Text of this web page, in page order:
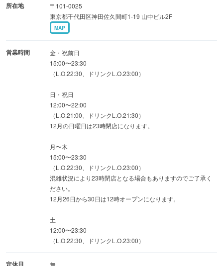
に！！
◆おしゃれで広い個室空間
２名様から大人数でのご利用も！！
感染対策もばっちりの完全個室で宴会を・・・プライベー
トな隠れ家的なご利用も◎
所在地
〒101-0025
東京都千代田区神田佐久間町1-19 山中ビル2F
MAP
営業時間
金・祝前日
15:00〜23:30
（L.O.22:30、ドリンクL.O.23:00）
日・祝日
12:00〜22:00
（L.O.21:00、ドリンクL.O.21:30）
12月の日曜日は23時閉店になります。
月〜木
15:00〜23:30
（L.O.22:30、ドリンクL.O.23:00）
混雑状況により23時閉店となる場合もありますのでご了承く
ださい。
12月26日から30日は12時オープンになります。
土
12:00〜23:30
（L.O.22:30、ドリンクL.O.23:00）
定休日 無